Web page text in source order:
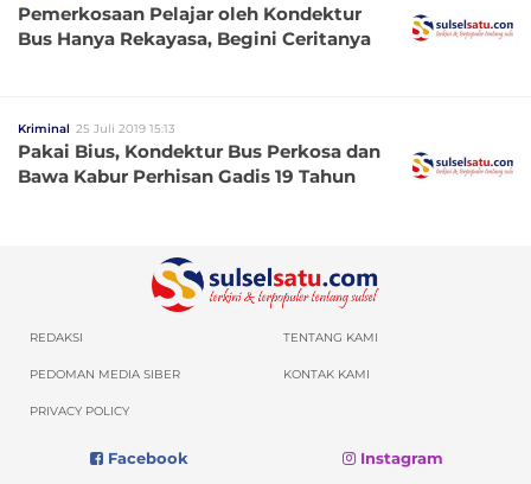
Pemerkosaan Pelajar oleh Kondektur
Bus Hanya Rekayasa, Begini Ceritanya
Kriminal 25 Juli 2019 15:13
Pakai Bius, Kondektur Bus Perkosa dan
Bawa Kabur Perhisan Gadis 19 Tahun
REDAKSI TENTANG KAMI
PEDOMAN MEDIA SIBER KONTAK KAMI
PRIVACY POLICY
Facebook Instagram